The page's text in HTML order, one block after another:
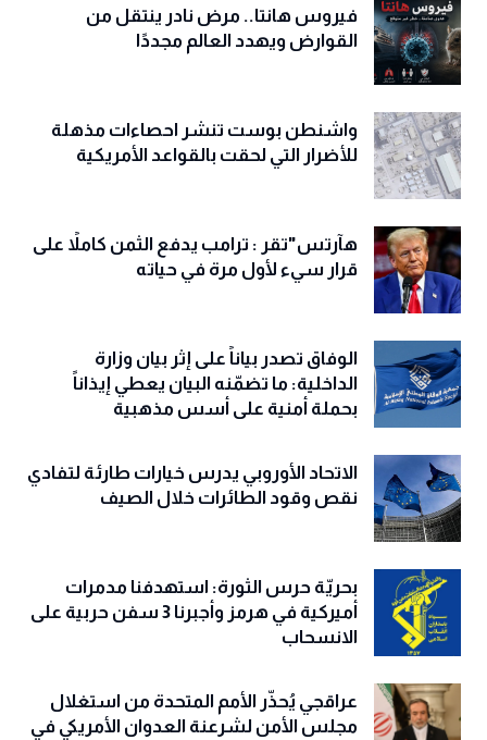
فيروس هانتا.. مرض نادر ينتقل من
القوارض ويهدد العالم مجددًا
واشنطن بوست تنشر احصاءات مذهلة
للأضرار التي لحقت بالقواعد الأمريكية
هآرتس"تقر : ترامب يدفع الثمن كاملاً على
قرار سيء لأول مرة في حياته
الوفاق تصدر بياناً على إثر بيان وزارة
الداخلية: ما تضمّنه البيان يعطي إيذاناً
بحملة أمنية على أسس مذهبية
الاتحاد الأوروبي يدرس خيارات طارئة لتفادي
نقص وقود الطائرات خلال الصيف
بحريّة حرس الثورة: استهدفنا مدمرات
أميركية في هرمز وأجبرنا 3 سفن حربية على
الانسحاب
عراقجي يُحذّر الأمم المتحدة من استغلال
مجلس الأمن لشرعنة العدوان الأمريكي في